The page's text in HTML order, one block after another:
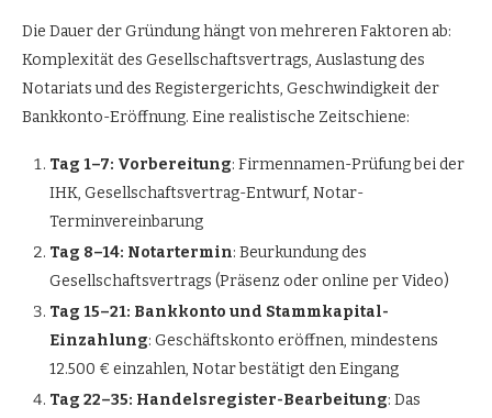
Die Dauer der Gründung hängt von mehreren Faktoren ab:
Komplexität des Gesellschaftsvertrags, Auslastung des
Notariats und des Registergerichts, Geschwindigkeit der
Bankkonto-Eröffnung. Eine realistische Zeitschiene:
Tag 1–7: Vorbereitung: Firmennamen-Prüfung bei der
IHK, Gesellschaftsvertrag-Entwurf, Notar-
Terminvereinbarung
Tag 8–14: Notartermin: Beurkundung des
Gesellschaftsvertrags (Präsenz oder online per Video)
Tag 15–21: Bankkonto und Stammkapital-
Einzahlung: Geschäftskonto eröffnen, mindestens
12.500 € einzahlen, Notar bestätigt den Eingang
Tag 22–35: Handelsregister-Bearbeitung: Das